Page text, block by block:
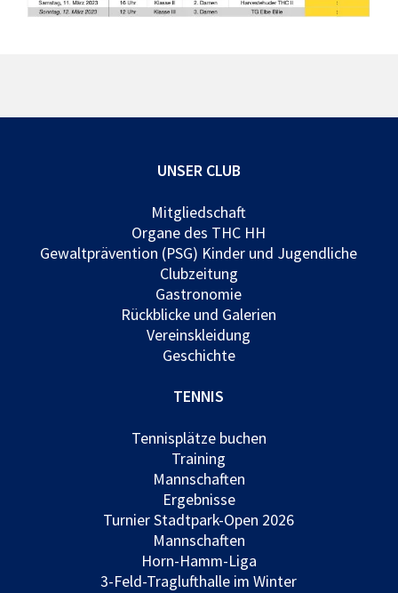
UNSER CLUB
Mitgliedschaft
Organe des THC HH
Gewaltprävention (PSG) Kinder und Jugendliche
Clubzeitung
Gastronomie
Rückblicke und Galerien
Vereinskleidung
Geschichte
TENNIS
Tennisplätze buchen
Training
Mannschaften
Ergebnisse
Turnier Stadtpark-Open 2026
Mannschaften
Horn-Hamm-Liga
3-Feld-Traglufthalle im Winter